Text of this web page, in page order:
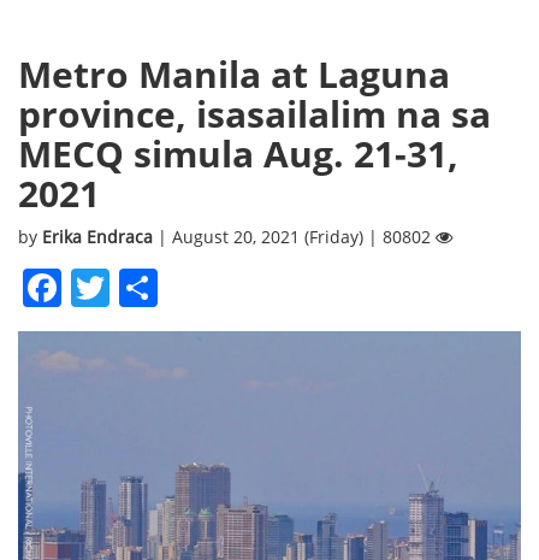
Metro Manila at Laguna
province, isasailalim na sa
MECQ simula Aug. 21-31,
2021
by Erika Endraca | August 20, 2021 (Friday) | 80802
Facebook
Twitter